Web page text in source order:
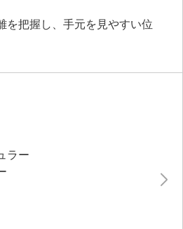
を把握し、手元を見やすい位
ことで、長時間の使用も楽
９％、ブルーライトカット
スに入れた状態で、胸ポケッ
財布に入れて持ち運ぶことも
ばねで側頭部をやさしく支え
も圧迫感がなく快適です。
ラー